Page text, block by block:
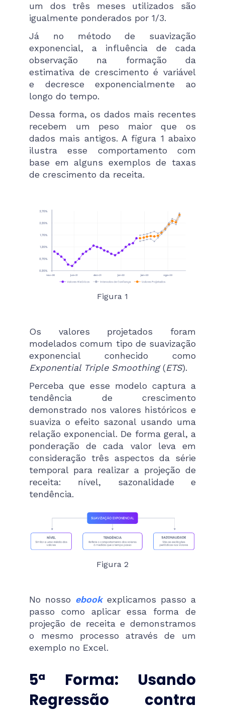
um dos três meses utilizados são
igualmente ponderados por 1/3.
Já no método de suavização
exponencial, a influência de cada
observação na formação da
estimativa de crescimento é variável
e decresce exponencialmente ao
longo do tempo.
Dessa forma, os dados mais recentes
recebem um peso maior que os
dados mais antigos. A figura 1 abaixo
ilustra esse comportamento com
base em alguns exemplos de taxas
de crescimento da receita.
Figura 1
Os valores projetados foram
modelados comum tipo de suavização
exponencial conhecido como
Exponential Triple Smoothing(ETS).
Perceba que esse modelo captura a
tendência de crescimento
demonstrado nos valores históricos e
suaviza o efeito sazonal usando uma
relação exponencial. De forma geral, a
ponderação de cada valor leva em
consideração três aspectos da série
temporal para realizar a projeção de
receita: nível, sazonalidade e
tendência.
Figura 2
No nosso ebookexplicamos passo a
passo como aplicar essa forma de
projeção de receita e demonstramos
o mesmo processo através de um
exemplo no Excel.
5ª Forma: Usando
Regressão contra